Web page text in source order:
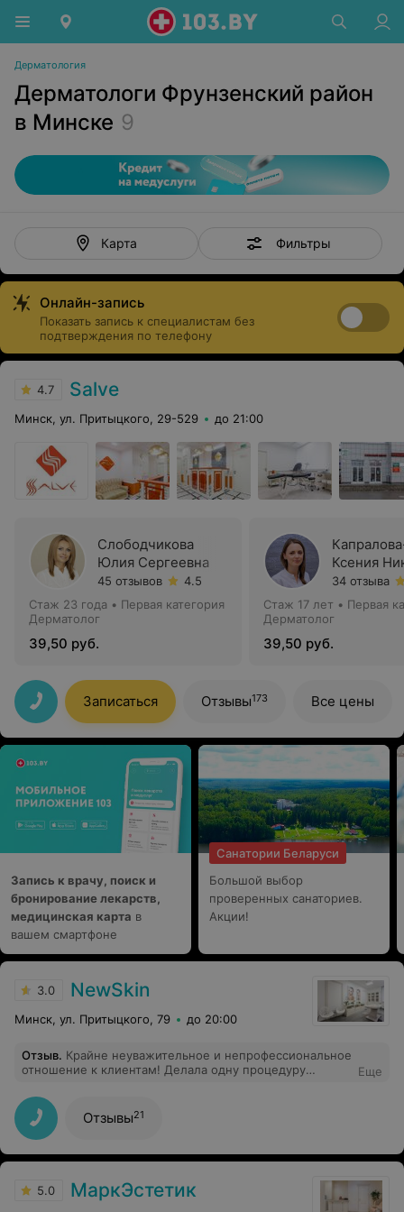
Дерматология
Дерматологи Фрунзенский район
в Минске 9
Карта Фильтры
Онлайн-запись
Показать запись к специалистам без
подтверждения по телефону
4.7 Salve
Минск, ул. Притыцкого, 29-529 до 21:00
Слободчикова
Юлия Сергеевна
45 отзывов
4.5
Стаж 23 года • Первая категория
Дерматолог
39,50 руб.
Ксения
34 отзыва
Стаж 17 лет • Первая
Дерматолог
39,50 руб.
Записаться Отзывы173 Все цены
Запись к врачу, поиск и
бронирование лекарств,
медицинская карта в
вашем смартфоне
Санатории Беларуси
Большой выбор
проверенных санаториев.
Акции!
3.0 NewSkin
Минск, ул. Притыцкого, 79 до 20:00
Отзыв. Крайне неуважительное и непрофессиональное
отношение к клиентам! Делала одну процедуру
консультации ни «до», ни «после». Никто не
предупреждал, какой ужас будет на лице после
процедуры в ближайшие дни. Девушка с ресепшен
провела в кабинет, намазала анестезию. Про
пикосекундный лазер красиво расписано, что без боли
очень сильная боль.Ваши волоски бровей станут
обесцвеченными, белыми полностью. У меня к тому
Еще
Отзывы21
5.0 МаркЭстетик